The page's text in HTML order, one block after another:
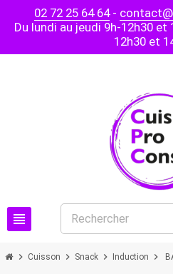
02 72 25 64 64-
Du lundi au jeudi 9h-12h30
12h30 et
view_headline
chevron_right Cuisson chevron_right Snack chevron_right Induction chevron_right